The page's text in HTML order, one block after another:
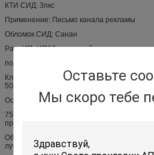
Оставьте
Мы скоро тебе
КТИ СИД: 3пкс
Применение: Письмо канала рекламы
Обломок СИД: Санан
Ранг ИП: ИП67 водоустойчивое
подгоняйте обслуживание: да
Ключевые слова: модуль СИД цвета ДК
5050 водоустойчивый
Особенность:
7515-5050-3 РГБ один тип 7515 серий. Мы
промышленный образец 7515 серий.
Обломок 5050/5730/2835 от Сан'ан которое
лучшим качеством.